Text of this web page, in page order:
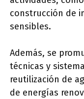
construcción de
sensibles.
Además, se
técnicas y
reutilización de
de energías